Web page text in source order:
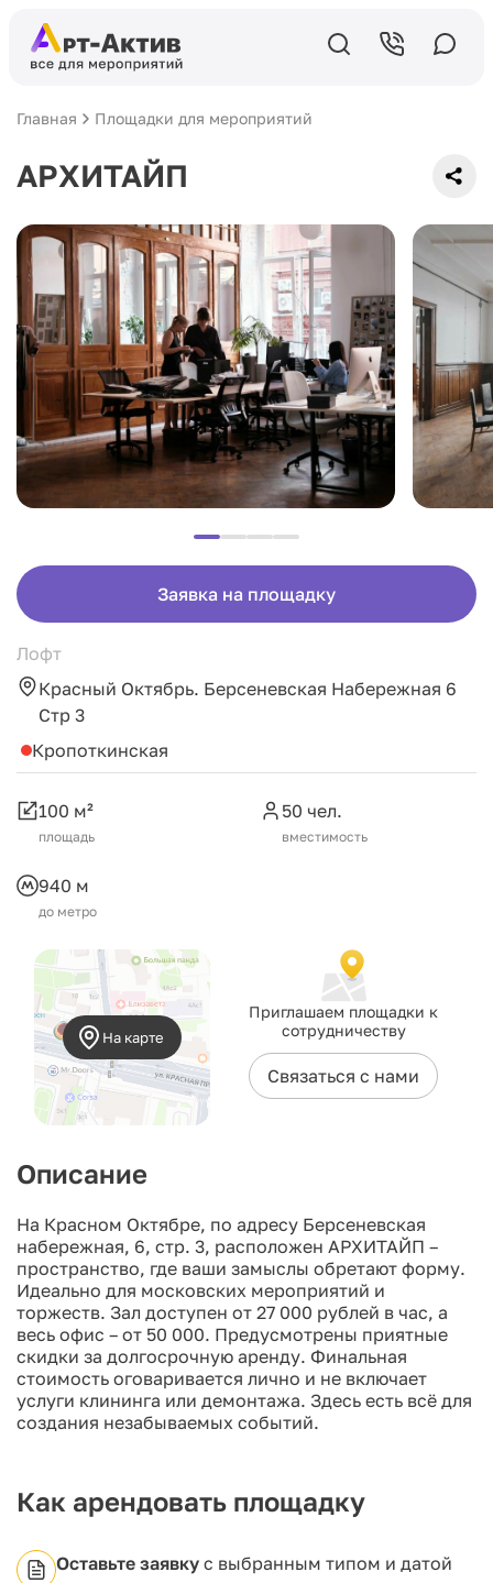
Главная Площадки для мероприятий
АРХИТАЙП
Заявка на площадку
Лофт
Красный Октябрь. Берсеневская Набережная 6
Стр 3
Кропоткинская
100 м²
площадь
50 чел.
вместимость
940 м
до метро
На карте
Приглашаем площадки к
сотрудничеству
Связаться с нами
Описание
На Красном Октябре, по адресу Берсеневская
набережная, 6, стр. 3, расположен АРХИТАЙП –
пространство, где ваши замыслы обретают форму.
Идеально для московских мероприятий и
торжеств. Зал доступен от 27 000 рублей в час, а
весь офис – от 50 000. Предусмотрены приятные
скидки за долгосрочную аренду. Финальная
стоимость оговаривается лично и не включает
услуги клининга или демонтажа. Здесь есть всё для
создания незабываемых событий.
Как арендовать площадку
Оставьте заявку с выбранным типом и датой